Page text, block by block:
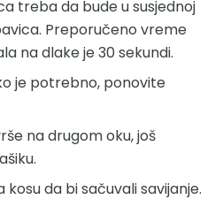
treba da bude u susjednoj
Preporučeno vreme
na dlake je 30 sekundi.
je potrebno, ponovite
na drugom oku, još
da bi sačuvali savijanje.